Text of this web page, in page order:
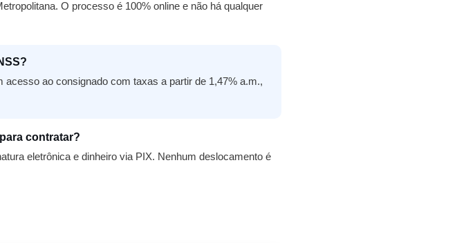
O processo é 100% online e não há qualquer
ao consignado com taxas a partir de 1,47% a.m.,
contratar?
eletrônica e dinheiro via PIX. Nenhum deslocamento é